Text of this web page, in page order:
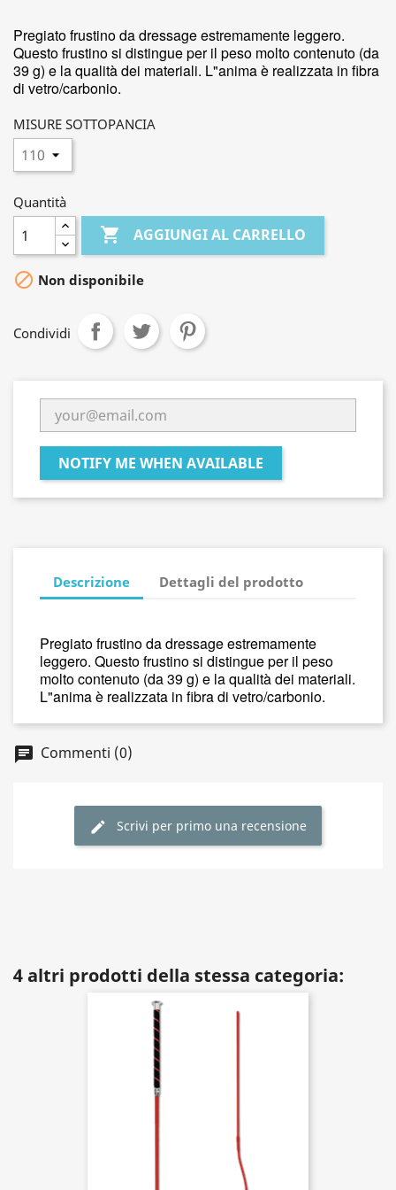
Pregiato frustino da dressage estremamente leggero.
Questo frustino si distingue per il peso molto contenuto (da
39 g) e la qualità dei materiali. L"anima è realizzata in fibra
di vetro/carbonio.
MISURE SOTTOPANCIA
Quantità
 AGGIUNGI AL CARRELLO
 Non disponibile
Condividi
NOTIFY ME WHEN AVAILABLE
Descrizione Dettagli del prodotto
Pregiato frustino da dressage estremamente
leggero. Questo frustino si distingue per il peso
molto contenuto (da 39 g) e la qualità dei materiali.
L"anima è realizzata in fibra di vetro/carbonio.
Commenti (0)
Scrivi per primo una recensione
4 altri prodotti della stessa categoria: